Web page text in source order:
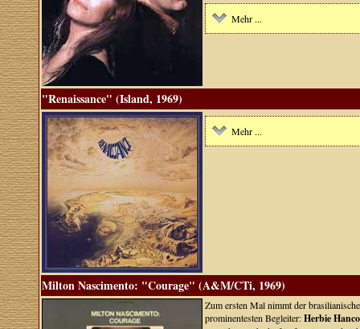
Mehr ...
"Renaissance" (Island, 1969)
Mehr ...
Milton Nascimento: "Courage" (A&M/CTi, 1969)
Zum ersten Mal nimmt der
prominentesten Begleiter:Herbie